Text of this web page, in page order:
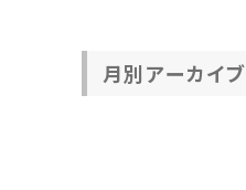
月別アーカイブ